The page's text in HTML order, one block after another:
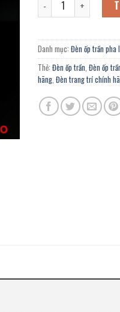
Danh mục: Đèn ốp trần pha
Thẻ: Đèn ốp trần Đèn ốp
hãng Đèn trang trí chính